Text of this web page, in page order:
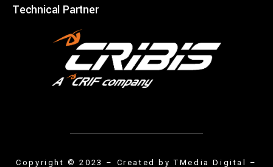
Technical Partner
Copyright © 2023 – Created byTMedia Digital –